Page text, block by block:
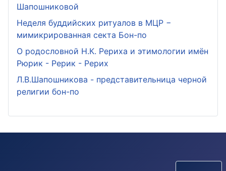
Шапошниковой
Неделя буддийских ритуалов в МЦР −
мимикрированная секта Бон-по
О родословной Н.К. Рериха и этимологии имён
Рюрик - Рерик - Рерих
Л.В.Шапошникова - представительница черной
религии бон-по